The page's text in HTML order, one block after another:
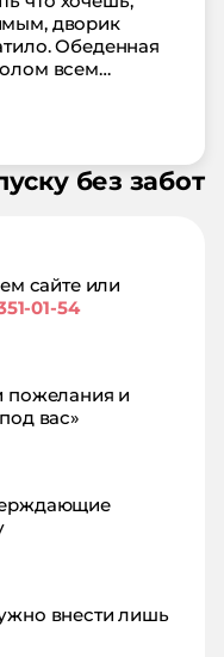
дворик
Обеденная
всем
цена и сервис!
без забот
сайте или
01-54
пожелания и
вас»
внести лишь